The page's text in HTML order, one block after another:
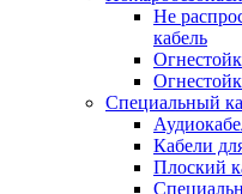
Не
кабель
Специальный
Кабели
Плоский